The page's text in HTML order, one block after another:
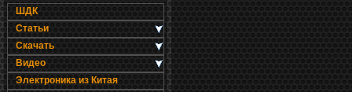
ШДК
Статьи
Скачать
Видео
Электроника из Китая